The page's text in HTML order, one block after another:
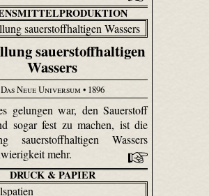
sauerstoffhaltigen
Wassers
Das Neue Universum • 1896
gelungen war, den Sauerstoff
sogar fest zu machen, ist die
sauerstoffhaltigen Wassers
mehr.
DRUCK & PAPIER